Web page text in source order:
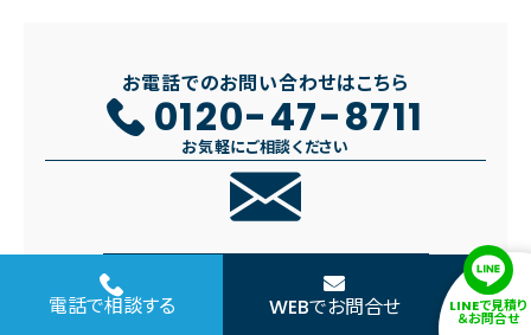
お電話でのお問い合わせはこちら
0120-47-8711
お気軽にご相談ください
お問い合わせはこちら
電話で相談する WEBでお問合せ LINEで見積り
＆お問合せ